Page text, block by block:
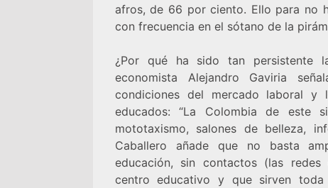
afros, de 66 por ciento. Ello para no
con frecuencia en el sótano de la
¿Por qué ha sido tan persistente
economista Alejandro Gaviria
condiciones del mercado laboral
educados: “La Colombia de este
mototaxismo, salones de belleza,
Caballero añade que no basta
educación, sin contactos (las
centro educativo y que sirven toda